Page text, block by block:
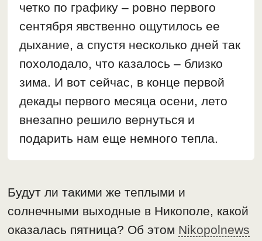
четко по графику – ровно первого
сентября явственно ощутилось ее
дыхание, а спустя несколько дней так
похолодало, что казалось – близко
зима. И вот сейчас, в конце первой
декады первого месяца осени, лето
внезапно решило вернуться и
подарить нам еще немного тепла.
Будут ли такими же теплыми и
солнечными выходные в Никополе, какой
оказалась пятница? Об этом Nikopolnews